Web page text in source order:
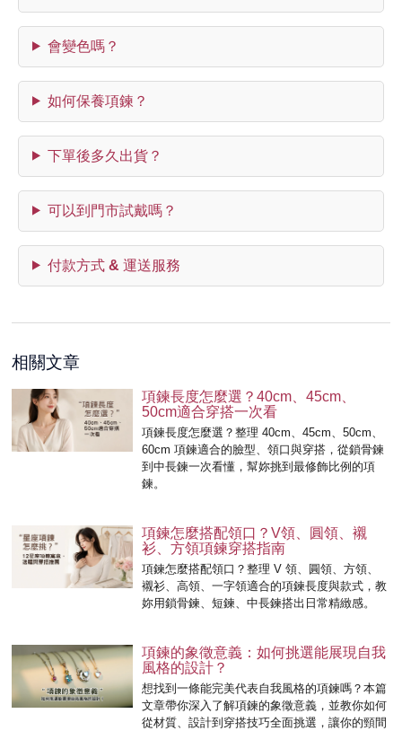
會變色嗎？
如何保養項鍊？
下單後多久出貨？
可以到門市試戴嗎？
付款方式 & 運送服務
相關文章
項鍊長度怎麼選？40cm、45cm、
50cm適合穿搭一次看
項鍊長度怎麼選？整理 40cm、45cm、50cm、
60cm 項鍊適合的臉型、領口與穿搭，從鎖骨鍊
到中長鍊一次看懂，幫妳挑到最修飾比例的項
鍊。
項鍊怎麼搭配領口？V領、圓領、襯
衫、方領項鍊穿搭指南
項鍊怎麼搭配領口？整理 V 領、圓領、方領、
襯衫、高領、一字領適合的項鍊長度與款式，教
妳用鎖骨鍊、短鍊、中長鍊搭出日常精緻感。
項鍊的象徵意義：如何挑選能展現自我
風格的設計？
想找到一條能完美代表自我風格的項鍊嗎？本篇
文章帶你深入了解項鍊的象徵意義，並教你如何
從材質、設計到穿搭技巧全面挑選，讓你的頸間